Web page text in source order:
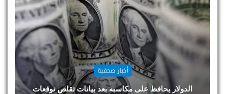
أخبار صحفية
الدولار يحافظ على مكاسبه بعد بيانات تقلص توقعات